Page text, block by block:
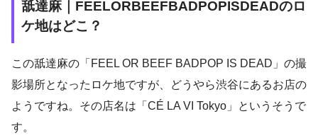
舐達麻｜FEELORBEEFBADPOPISDEADのロ
ケ地はどこ？
この舐達麻の「FEEL OR BEEF BADPOP IS DEAD」の撮
影場所となったロケ地ですが、どうやら渋谷にあるお店の
ようですね。その店名は「CÉ LA VI Tokyo」というそうで
す。